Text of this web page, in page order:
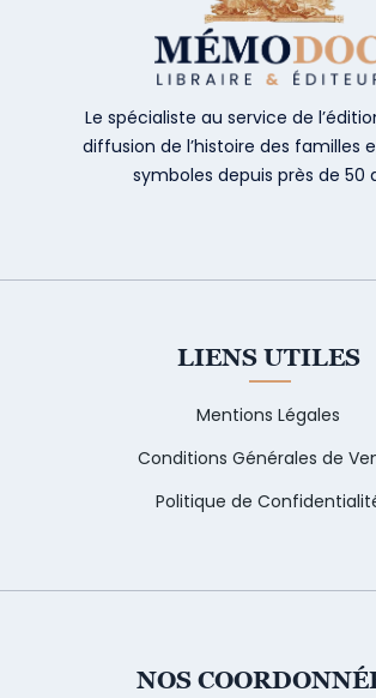
Le spécialiste au service de
diffusion de l’histoire des familles
symboles depuis près de 50
LIENS UTILES
Mentions Légales
Conditions Générales de
Politique de
NOS